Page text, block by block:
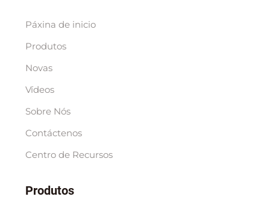
Páxina de inicio
Produtos
Novas
Vídeos
Sobre Nós
Contáctenos
Centro de Recursos
Produtos